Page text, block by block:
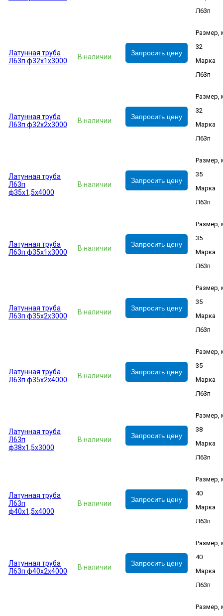
Л63п
Латунная труба
Л63п ф32х1х3000
В наличии Запросить цену
Размер,
32
Марка
Л63п
Латунная труба
Л63п ф32х2х3000
В наличии Запросить цену
Размер,
32
Марка
Л63п
Латунная труба
Л63п
ф35х1,5х4000
В наличии Запросить цену
Размер,
35
Марка
Л63п
Латунная труба
Л63п ф35х1х3000
В наличии Запросить цену
Размер,
35
Марка
Л63п
Латунная труба
Л63п ф35х2х3000
В наличии Запросить цену
Размер,
35
Марка
Л63п
Латунная труба
Л63п ф35х2х4000
В наличии Запросить цену
Размер,
35
Марка
Л63п
Латунная труба
Л63п
ф38х1,5х3000
В наличии Запросить цену
Размер,
38
Марка
Л63п
Латунная труба
Л63п
ф40х1,5х4000
В наличии Запросить цену
Размер,
40
Марка
Л63п
Латунная труба
Л63п ф40х2х4000
В наличии Запросить цену
Размер,
40
Марка
Л63п
Размер,